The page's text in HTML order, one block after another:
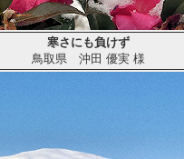
寒さにも負けず
鳥取県沖田 優実 様